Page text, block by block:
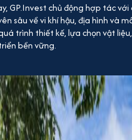
GP.Invest chủ động hợp tác
sâu về vi khí hậu, địa hình và
trình thiết kế, lựa chọn vật
bền vững.